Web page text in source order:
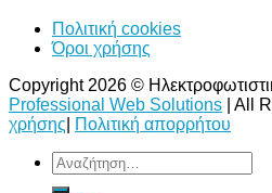
Πολιτική cookies
Όροι χρήσης
Copyright 2026 ©
Professional Web Solutions | All
χρήσης
Πολιτική απορρήτου
Αναζήτηση
για: